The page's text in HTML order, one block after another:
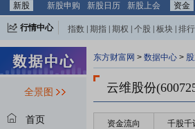
新股
新股申购 新股日历 新股上会 资金
行情中心 指数 期指 期权 个股 板块 排行
全景图
首页
东方财富网 > 数据中心 >
云维股份
资金流向 千股千